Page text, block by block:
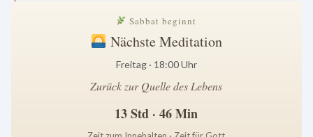
Sabbat beginnt
Nächste Meditation
Freitag · 18:00 Uhr
Zurück zur Quelle des Lebens
13 Std · 46 Min